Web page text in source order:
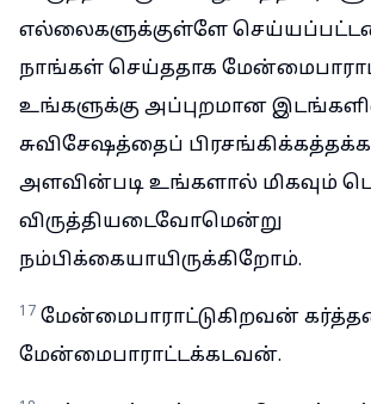
எல்லைகளுக்குள்ளே
நாங்கள் செய்ததாக
உங்களுக்கு அப்புறமான
சுவிசேஷத்தைப்
அளவின்படி உங்களால் மிகவும்
விருத்தியடைவோமென்று
நம்பிக்கையாயிருக்கிறோம்.
17 மேன்மைபாராட்டுகிறவன்
மேன்மைபாராட்டக்கடவன்.